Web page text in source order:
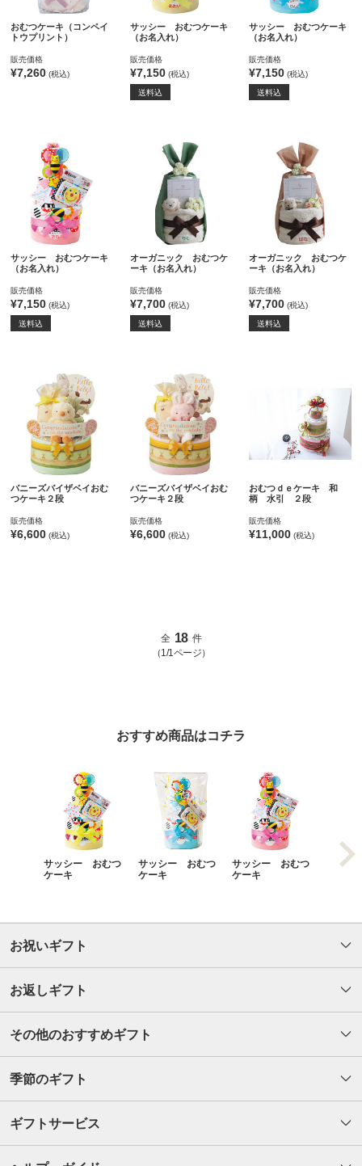
おむつケーキ（コンペイ
トウプリント）
販売価格
¥7,260 (税込)
サッシー おむつケーキ
（お名入れ）
販売価格
¥7,150(税込)
送料込
サッシー おむつケーキ
（お名入れ）
販売価格
¥7,150 (税込)
送料込
サッシー おむつケーキ
（お名入れ）
販売価格
¥7,150 (税込)
送料込
オーガニック おむつケ
ーキ（お名入れ）
販売価格
¥7,700(税込)
送料込
オーガニック おむつケ
ーキ（お名入れ）
販売価格
¥7,700 (税込)
送料込
バニーズバイザベイおむ
つケーキ２段
販売価格
¥6,600 (税込)
バニーズバイザベイおむ
つケーキ２段
販売価格
¥6,600(税込)
おむつｄｅケーキ 和
柄 水引 ２段
販売価格
¥11,000 (税込)
全 18 件
（1/1ページ）
おすすめ商品はコチラ
サッシー おむつ
ケーキ
サッシー おむつ
ケーキ
サッシー おむつ
ケーキ
オー
お祝いギフト
お返しギフト
その他のおすすめギフト
季節のギフト
ギフトサービス